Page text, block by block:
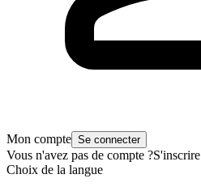
Mon compte Se connecter
Vous n'avez pas de compte ?S'inscrire
Choix de la langue